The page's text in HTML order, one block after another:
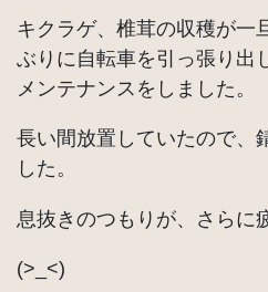
キクラゲ、椎茸の収穫が一
ぶりに自転車を引っ張り出
メンテナンスをしました。
長い間放置していたので、
した。
息抜きのつもりが、さらに
(>_<)